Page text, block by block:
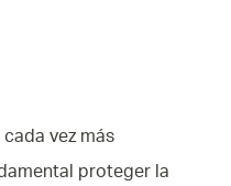
vez más
proteger la